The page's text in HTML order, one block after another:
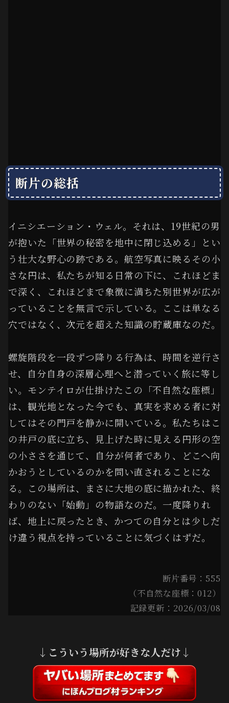
断片の総括
イニシエーション・ウェル。それは、19世紀の男
が抱いた「世界の秘密を地中に閉じ込める」とい
う壮大な野心の跡である。航空写真に映るその小
さな円は、私たちが知る日常の下に、これほどま
で深く、これほどまで象徴に満ちた別世界が広が
っていることを無言で示している。ここは単なる
穴ではなく、次元を超えた知識の貯蔵庫なのだ。
螺旋階段を一段ずつ降りる行為は、時間を逆行さ
せ、自分自身の深層心理へと潜っていく旅に等し
い。モンテイロが仕掛けたこの「不自然な座標」
は、観光地となった今でも、真実を求める者に対
してはその門戸を静かに開いている。私たちはこ
の井戸の底に立ち、見上げた時に見える円形の空
の小ささを通じて、自分が何者であり、どこへ向
かおうとしているのかを問い直されることにな
る。この場所は、まさに大地の底に描かれた、終
わりのない「始動」の物語なのだ。一度降りれ
ば、地上に戻ったとき、かつての自分とは少しだ
け違う視点を持っていることに気づくはずだ。
断片番号：555
（不自然な座標：012）
記録更新：2026/03/08
↓こういう場所が好きな人だけ↓